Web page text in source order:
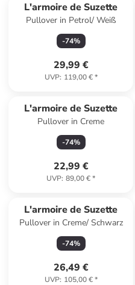
L'armoire de Suzette
Pullover in Petrol/ Weiß
-74%
29,99 €
UVP: 119,00 €*
L'armoire de Suzette
Pullover in Creme
-74%
22,99 €
UVP: 89,00 €*
L'armoire de Suzette
Pullover in Creme/ Schwarz
-74%
26,49 €
UVP: 105,00 €*